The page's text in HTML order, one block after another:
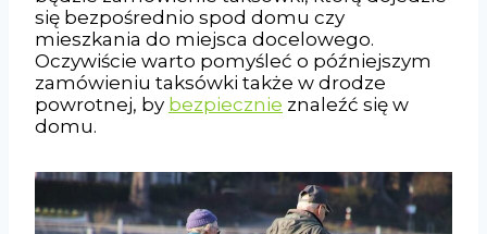
się bezpośrednio spod domu czy
mieszkania do miejsca docelowego.
Oczywiście warto pomyśleć o późniejszym
zamówieniu taksówki także w drodze
powrotnej, by bezpiecznie znaleźć się w
domu.